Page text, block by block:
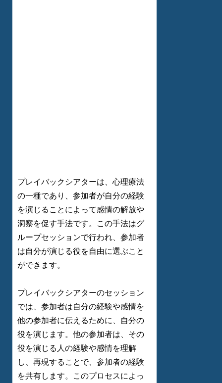
プレイバックシアターは、心理療法
の一種であり、参加者が自分の経験
を演じることによって感情の解放や
洞察を促す手法です。この手法はグ
ループセッションで行われ、参加者
は自分が演じる役を自由に選ぶこと
ができます。
プレイバックシアターのセッション
では、参加者は自分の経験や感情を
他の参加者に伝えるために、自分の
役を演じます。他の参加者は、その
役を演じる人の経験や感情を理解
し、再現することで、参加者の経験
を共有します。このプロセスによっ